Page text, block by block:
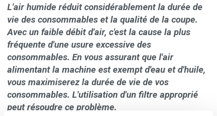
L'air humide réduit considérablement la durée de
vie des consommables et la qualité de la coupe.
Avec un faible débit d'air, c'est la cause la plus
fréquente d'une usure excessive des
consommables. En vous assurant que l'air
alimentant la machine est exempt d'eau et d'huile,
vous maximiserez la durée de vie de vos
consommables. L'utilisation d'un filtre approprié
peut résoudre ce problème.